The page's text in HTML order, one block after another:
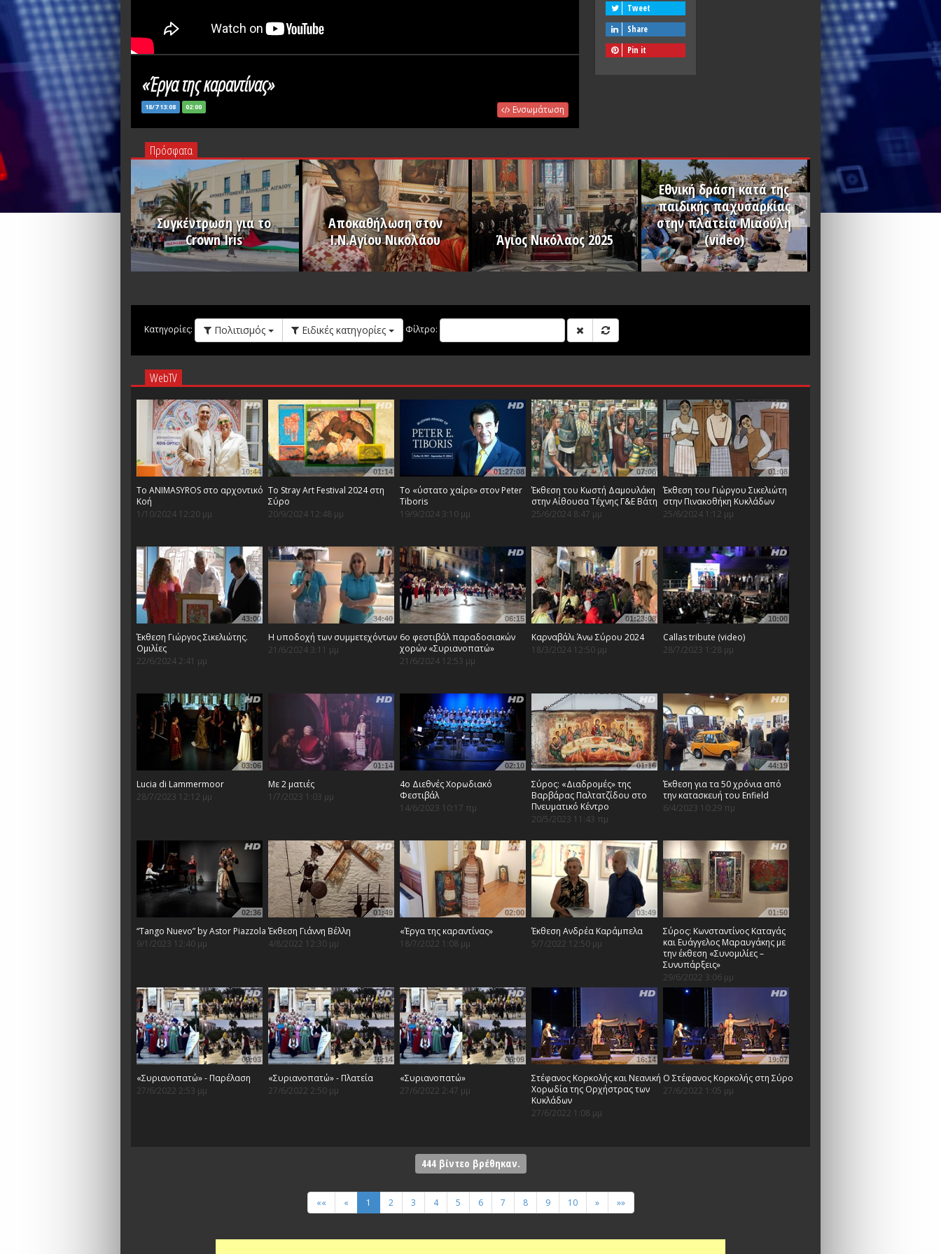
«Έργα της καραντίνας»
18/7 13:08 02:00 Ενσωμάτωση
Tweet
Share
Pin it
Πρόσφατα
Συγκέντρωση για το
Crown Iris
PLAY
Αποκαθήλωση στον
Ι.Ν.Αγίου Νικολάου
PLAY
Άγιος Νικόλαος 2025
PLAY
Eθνική δράση κατά της
παιδικής παχυσαρκίας
στην πλατεία Μιαούλη
(video)
PLAY
Κατηγορίες: Πολιτισμός Ειδικές κατηγορίες Φίλτρο:
WebTV
10:44
Το ANIMASYROS στο αρχοντικό
Κοή
1/10/2024 12:20 μμ
01:14
Το Stray Art Festival 2024 στη
Σύρο
20/9/2024 12:48 μμ
01:27:08
Το «ύστατο χαίρε» στον Peter
Tiboris
19/9/2024 3:10 μμ
07:06
Έκθεση του Κωστή Δαμουλάκη
στην Αίθουσα Τέχνης Γ&Ε Βάτη
25/6/2024 8:47 μμ
01:08
Έκθεση του Γιώργου Σικελιώτη
στην Πινακοθήκη Κυκλάδων
25/6/2024 1:12 μμ
43:00
Έκθεση Γιώργος Σικελιώτης.
Ομιλίες
22/6/2024 2:41 μμ
34:40
Η υποδοχή των συμμετεχόντων
21/6/2024 3:11 μμ
06:15
6ο φεστιβάλ παραδοσιακών
χορών «Συριανοπατώ»
21/6/2024 12:53 μμ
01:23:08
Καρναβάλι Άνω Σύρου 2024
18/3/2024 12:50 μμ
10:00
Callas tribute (video)
28/7/2023 1:28 μμ
03:06
Lucia di Lammermoor
28/7/2023 12:12 μμ
01:14
Με 2 ματιές
1/7/2023 1:03 μμ
02:10
4ο Διεθνές Χορωδιακό
Φεστιβάλ
14/6/2023 10:17 πμ
01:16
Σύρος: «Διαδρομές» της
Βαρβάρας Παλτατζίδου στο
Πνευματικό Κέντρο
20/5/2023 11:43 πμ
44:19
Έκθεση για τα 50 χρόνια από
την κατασκευή του Enfield
6/4/2023 10:29 πμ
02:36
“Tango Nuevo” by Astor Piazzola
9/1/2023 12:40 μμ
01:49
Έκθεση Γιάννη Βέλλη
4/8/2022 12:30 μμ
02:00
«Έργα της καραντίνας»
18/7/2022 1:08 μμ
03:49
Έκθεση Ανδρέα Καράμπελα
5/7/2022 12:50 μμ
01:50
Σύρος: Κωνσταντίνος Καταγάς
και Ευάγγελος Μαραυγάκης με
την έκθεση «Συνομιλίες –
Συνυπάρξεις»
29/6/2022 3:06 μμ
09:03
«Συριανοπατώ» - Παρέλαση
27/6/2022 2:53 μμ
15:14
«Συριανοπατώ» - Πλατεία
27/6/2022 2:50 μμ
06:09
«Συριανοπατώ»
27/6/2022 2:47 μμ
16:14
Στέφανος Κορκολής και Νεανική
Χορωδία της Ορχήστρας των
Κυκλάδων
27/6/2022 1:08 μμ
19:07
O Στέφανος Κορκολής στη Σύρο
27/6/2022 1:05 μμ
444βίντεο βρέθηκαν.
«« « 1 2 3 4 5 6 7 8 9 10 » »»